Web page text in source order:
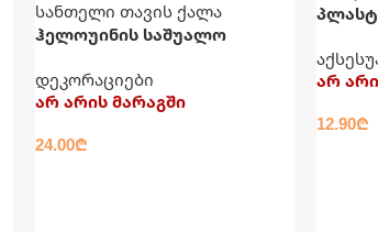
ჰელოუინის საშუალო
დეკორაციები
არ არის მარაგში
24.00₾
არ
12.90₾